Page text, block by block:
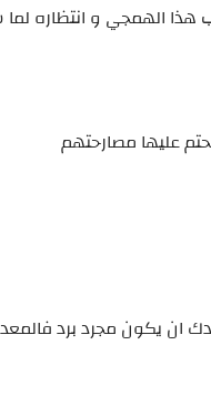
هذا الهمجي و انتظاره
عليها مصارحتهم
ان يكون مجرد برد